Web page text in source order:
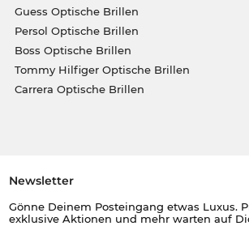
Guess Optische Brillen
Persol Optische Brillen
Boss Optische Brillen
Tommy Hilfiger Optische Brillen
Carrera Optische Brillen
Newsletter
Gönne Deinem Posteingang etwas Luxus.
exklusive Aktionen und mehr warten auf